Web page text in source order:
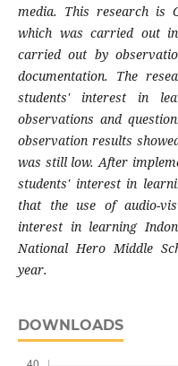
media. This research is
which was carried out
carried out by
documentation. The
students' interest in
observations and
observation results
was still low. After
students' interest in
that the use of audio-
interest in learning
National Hero Middle
year.
DOWNLOADS